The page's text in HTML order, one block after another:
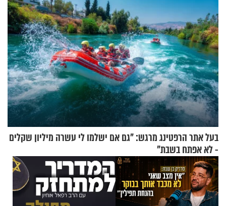
בעל אתר הרפטינג מרגש: "גם אם ישלמו לי עשרה מיליון שקלים
- לא אפתח בשבת"